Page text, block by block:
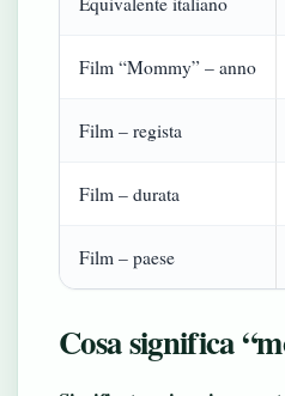
Film “Mommy” – anno
Film – regista
Film – durata
Film – paese
Cosa significa